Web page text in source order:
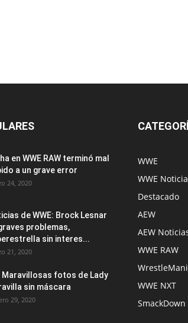
en WWE RAW terminó mal
a un grave error
24, 2020
de WWE: Brock Lesnar
problemas,
sin interes...
21, 2020
Maravillosas fotos de Lady
sin máscara
29, 2020
WWE
WWE
Destacado
AEW
AEW
WWE RAW
WWE NXT
SmackDown